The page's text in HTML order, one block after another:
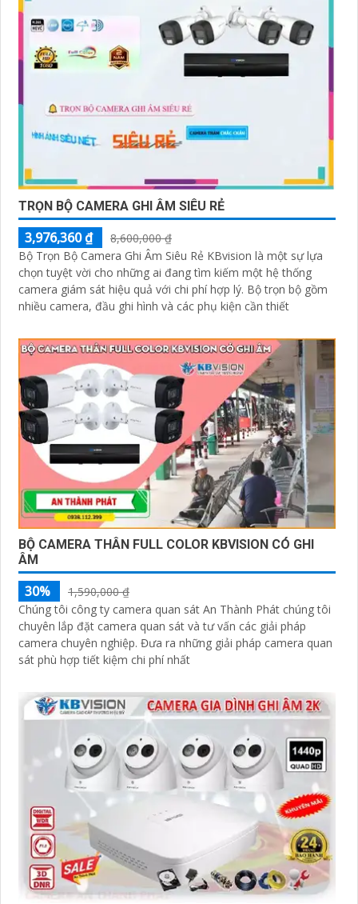
TRỌN BỘ CAMERA GHI ÂM SIÊU RẺ
3,976,360 ₫
8,600,000 ₫
Bộ Trọn Bộ Camera Ghi Âm Siêu Rẻ KBvision là một sự lựa
chọn tuyệt vời cho những ai đang tìm kiếm một hệ thống
camera giám sát hiệu quả với chi phí hợp lý. Bộ trọn bộ gồm
nhiều camera, đầu ghi hình và các phụ kiện cần thiết
BỘ CAMERA THÂN FULL COLOR KBVISION CÓ GHI
ÂM
30%
1,590,000 ₫
Chúng tôi công ty camera quan sát An Thành Phát chúng tôi
chuyên lắp đặt camera quan sát và tư vấn các giải pháp
camera chuyên nghiệp. Đưa ra những giải pháp camera quan
sát phù hợp tiết kiệm chi phí nhất